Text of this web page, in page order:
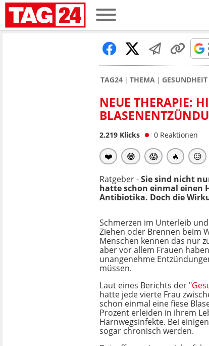
TAG24 THEMA GESUNDHEIT
NEUE THERAPIE:
2.219 Klicks 0 Reaktionen
❤️ 😂 😱 🔥 😥
Ratgeber -Sie sind nicht
hatte schon einmal einen
Antibiotika. Doch die
Schmerzen im Unterleib
Ziehen oder Brennen beim
Menschen kennen das nur
aber vor allem Frauen
unangenehme
müssen.
Laut eines Berichts der "
hatte jede vierte Frau
schon einmal eine fiese
Prozent erleiden in ihrem
Harnwegsinfekte. Bei
sogar chronisch werden.